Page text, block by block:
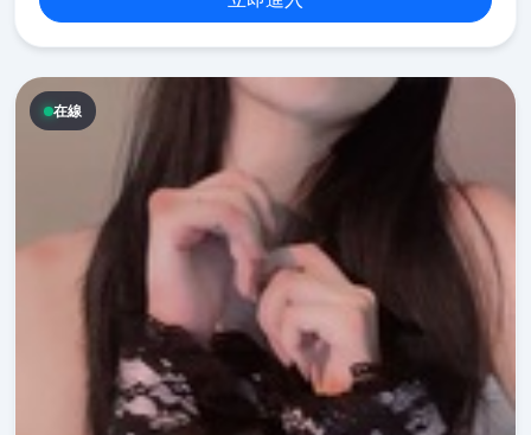
在線